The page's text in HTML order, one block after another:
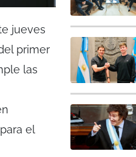
jueves
primer
las
el